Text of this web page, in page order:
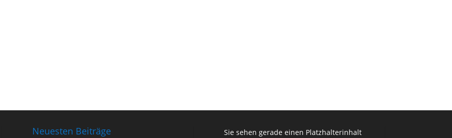
Neuesten Beiträge
Sie sehen gerade einen Platzhalterinhalt